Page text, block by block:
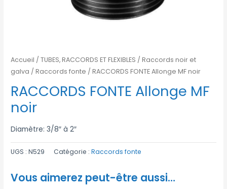
Accueil /TUBES, RACCORDS ET FLEXIBLES /Raccords noir et
galva /Raccords fonte / RACCORDS FONTE Allonge MF noir
RACCORDS FONTE Allonge MF
noir
Diamètre: 3/8″ à 2″
UGS :N529 Catégorie :Raccords fonte
Vous aimerez peut-être aussi…